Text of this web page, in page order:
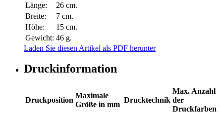
Länge:
26 cm.
Breite:
7 cm.
Höhe:
15 cm.
Gewicht: 46 g.
Laden Sie diesen Artikel als PDF herunter
Druckinformation
Druckposition
Maximale
Größe in mm
Drucktechnik
Max. Anzahl
der
Druckfarben